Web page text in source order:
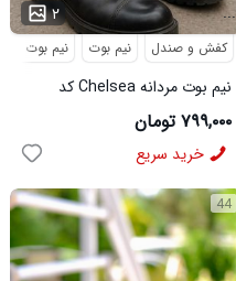
۲ ...
کفش و صندل نیم بوت نیم بوت
نیم بوت مردانه Chelsea کد
6413
۷۹۹,۰۰۰ تومان
خرید سریع
44